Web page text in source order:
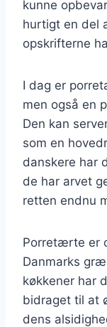
kunne
hurtigt en del
opskrifterne
I dag er
men også en
Den kan
som en
danskere har
de har arvet
retten endnu
Porretærte er
Danmarks
køkkener har
bidraget til at
dens